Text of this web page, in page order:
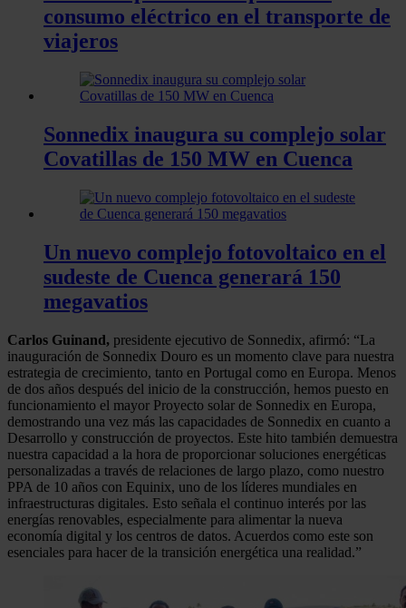
consumo eléctrico en el transporte de
viajeros
Sonnedix inaugura su complejo solar
Covatillas de 150 MW en Cuenca
Un nuevo complejo fotovoltaico en el
sudeste de Cuenca generará 150
megavatios
Carlos Guinand, presidente ejecutivo de Sonnedix, afirmó: “La
inauguración de Sonnedix Douro es un momento clave para nuestra
estrategia de crecimiento, tanto en Portugal como en Europa. Menos
de dos años después del inicio de la construcción, hemos puesto en
funcionamiento el mayor Proyecto solar de Sonnedix en Europa,
demostrando una vez más las capacidades de Sonnedix en cuanto a
Desarrollo y construcción de proyectos. Este hito también demuestra
nuestra capacidad a la hora de proporcionar soluciones energéticas
personalizadas a través de relaciones de largo plazo, como nuestro
PPA de 10 años con Equinix, uno de los líderes mundiales en
infraestructuras digitales. Esto señala el continuo interés por las
energías renovables, especialmente para alimentar la nueva
economía digital y los centros de datos. Acuerdos como este son
esenciales para hacer de la transición energética una realidad.”